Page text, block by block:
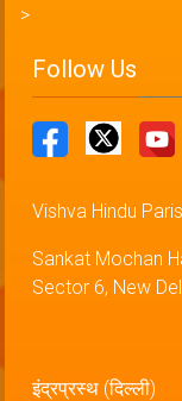
>
Follow Us
Vishva Hindu
Sankat Mochan
Sector 6, New
इंद्रप्रस्थ (दिल्ली)